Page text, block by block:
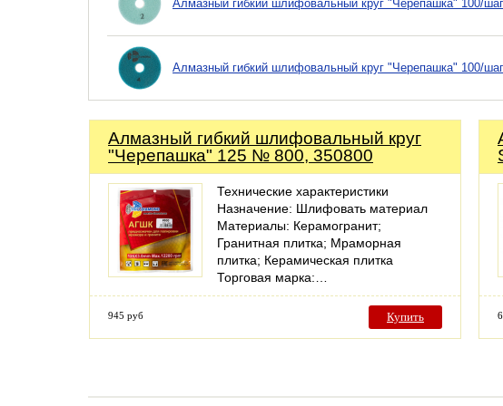
Алмазный гибкий шлифовальный круг "Черепашка" 100/
Алмазный гибкий шлифовальный круг "Черепашка" 100/
Алмазный гибкий шлифовальный круг
"Черепашка" 125 № 800, 350800
Технические характеристики
Назначение: Шлифовать материал
Материалы: Керамогранит;
Гранитная плитка; Мраморная
плитка; Керамическая плитка
Торговая марка:…
945 руб Купить